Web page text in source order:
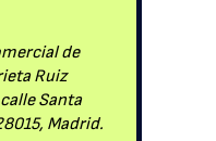
de
Ruiz
Santa
Madrid.